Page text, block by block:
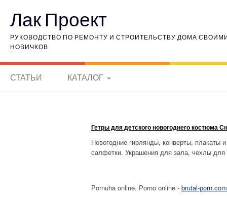
Лак Проект
РУКОВОДСТВО ПО РЕМОНТУ И СТРОИТЕЛЬСТВУ ДОМА
НОВИЧКОВ
СТАТЬИ КАТАЛОГ
ИСТОРИЯ
ЭЛЕКТРОНИКИ
Гетры для детского новогоднего костюма
Новогодние гирлянды, конверты, плакаты
салфетки. Украшения для зала, чехлы для
Pornuha online. Porno online - brutal-porn.com